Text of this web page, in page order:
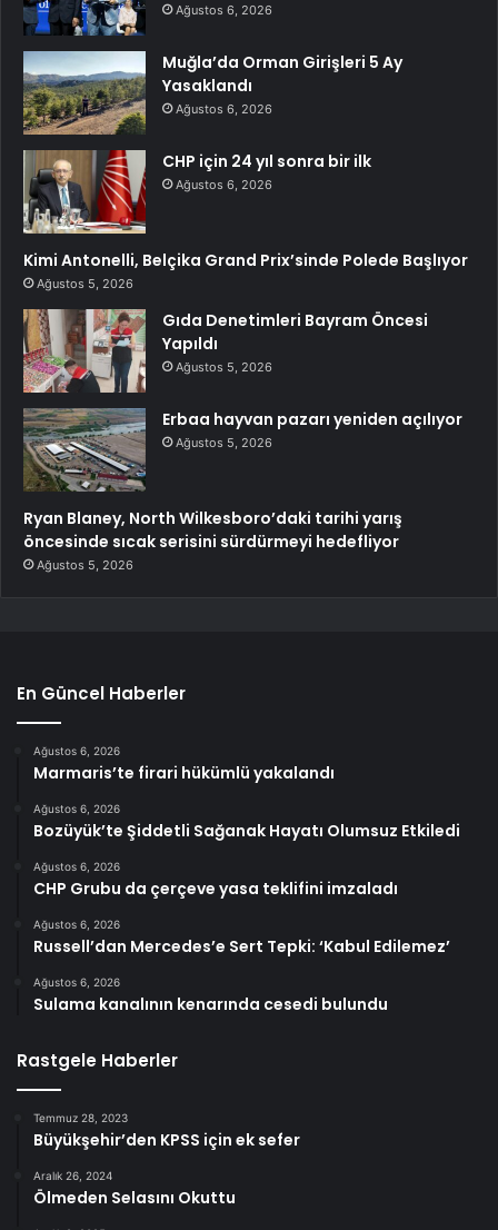
Ağustos 6, 2026
Muğla’da Orman Girişleri 5 Ay
Yasaklandı
Ağustos 6, 2026
CHP için 24 yıl sonra bir ilk
Ağustos 6, 2026
Kimi Antonelli, Belçika Grand Prix’sinde Polede Başlıyor
Ağustos 5, 2026
Gıda Denetimleri Bayram Öncesi
Yapıldı
Ağustos 5, 2026
Erbaa hayvan pazarı yeniden açılıyor
Ağustos 5, 2026
Ryan Blaney, North Wilkesboro’daki tarihi yarış
öncesinde sıcak serisini sürdürmeyi hedefliyor
Ağustos 5, 2026
En Güncel Haberler
Ağustos 6, 2026
Marmaris’te firari hükümlü yakalandı
Ağustos 6, 2026
Bozüyük’te Şiddetli Sağanak Hayatı Olumsuz Etkiledi
Ağustos 6, 2026
CHP Grubu da çerçeve yasa teklifini imzaladı
Ağustos 6, 2026
Russell’dan Mercedes’e Sert Tepki: ‘Kabul Edilemez’
Ağustos 6, 2026
Sulama kanalının kenarında cesedi bulundu
Rastgele Haberler
Temmuz 28, 2023
Büyükşehir’den KPSS için ek sefer
Aralık 26, 2024
Ölmeden Selasını Okuttu